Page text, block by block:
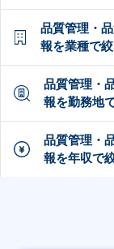
品質管理・
報を業種で
品質管理・
報を勤務地
品質管理・
報を年収で